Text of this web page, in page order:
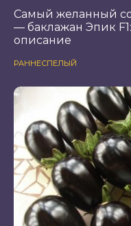
Самый желанный
— баклажан Эпик
описание
РАННЕСПЕЛЫЙ